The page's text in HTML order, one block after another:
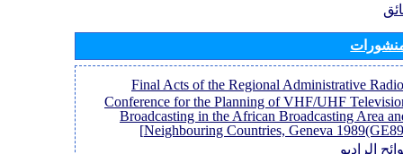
[Final Acts of the Regional Administrative Radio
Conference for the Planning of VHF/UHF
Broadcasting in the African Broadcasting Area
Neighbouring Countries, Geneva
الراديو